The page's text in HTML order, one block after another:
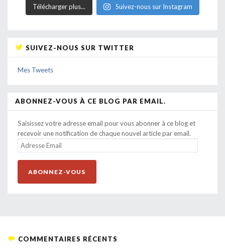
Télécharger plus... Suivez-nous sur Instagram
SUIVEZ-NOUS SUR TWITTER
Mes Tweets
ABONNEZ-VOUS À CE BLOG PAR EMAIL.
Saisissez votre adresse email pour vous abonner à ce blog et
recevoir une notification de chaque nouvel article par email.
ADRESSE
EMAIL
ABONNEZ-VOUS
COMMENTAIRES RÉCENTS